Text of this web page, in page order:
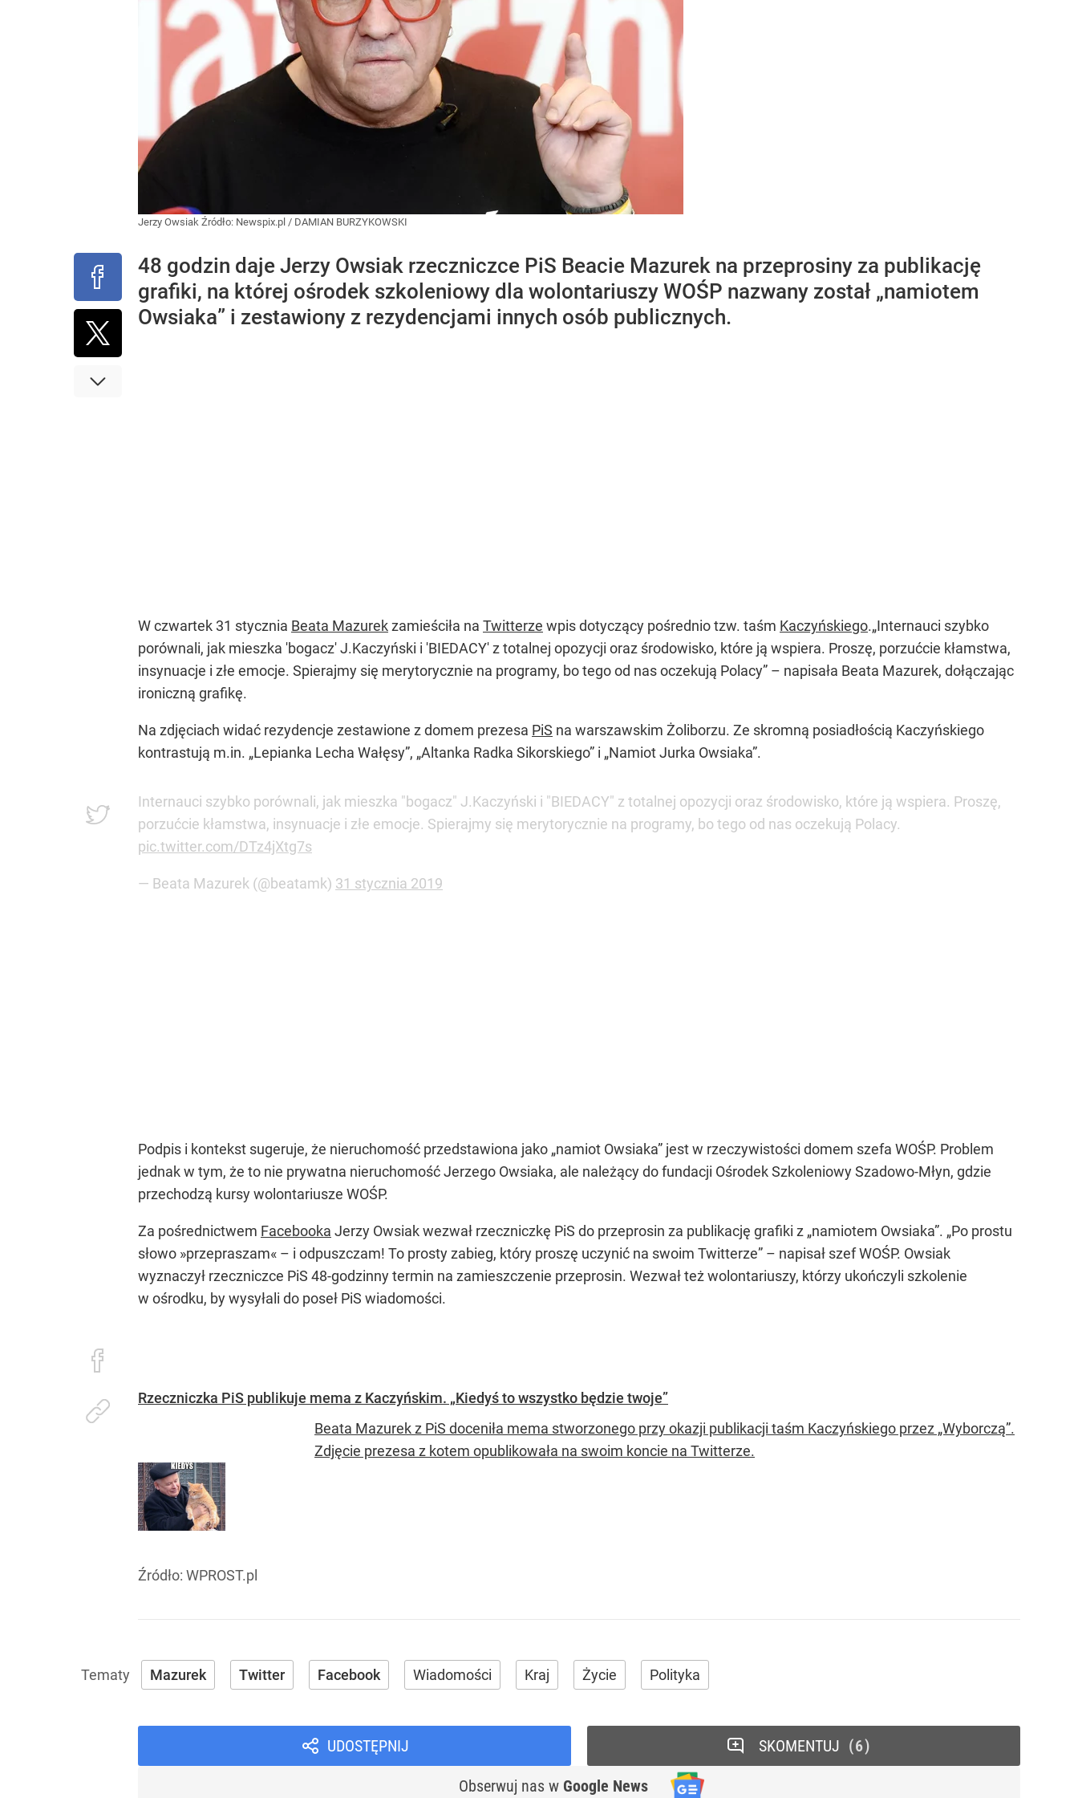
Jerzy Owsiak Źródło: Newspix.pl / DAMIAN BURZYKOWSKI
48 godzin daje Jerzy Owsiak rzeczniczce PiS Beacie Mazurek na przeprosiny za publikację
grafiki, na której ośrodek szkoleniowy dla wolontariuszy WOŚP nazwany został „namiotem
Owsiaka” i zestawiony z rezydencjami innych osób publicznych.
W czwartek 31 stycznia Beata Mazurekzamieściła na Twitterze wpis dotyczący pośrednio tzw. taśm Kaczyńskiego.„Internauci szybko
porównali, jak mieszka 'bogacz' J.Kaczyński i 'BIEDACY' z totalnej opozycji oraz środowisko, które ją wspiera. Proszę, porzućcie kłamstwa,
insynuacje i złe emocje. Spierajmy się merytorycznie na programy, bo tego od nas oczekują Polacy” – napisała Beata Mazurek, dołączając
ironiczną grafikę.
Na zdjęciach widać rezydencje zestawione z domem prezesa PiS na warszawskim Żoliborzu. Ze skromną posiadłością Kaczyńskiego
kontrastują m.in. „Lepianka Lecha Wałęsy”, „Altanka Radka Sikorskiego” i „Namiot Jurka Owsiaka”.
Internauci szybko porównali, jak mieszka "bogacz" J.Kaczyński i "BIEDACY" z totalnej opozycji oraz środowisko, które ją wspiera. Proszę,
porzućcie kłamstwa, insynuacje i złe emocje. Spierajmy się merytorycznie na programy, bo tego od nas oczekują Polacy.
pic.twitter.com/DTz4jXtg7s
— Beata Mazurek (@beatamk) 31 stycznia 2019
Podpis i kontekst sugeruje, że nieruchomość przedstawiona jako „namiot Owsiaka” jest w rzeczywistości domem szefa WOŚP. Problem
jednak w tym, że to nie prywatna nieruchomość Jerzego Owsiaka, ale należący do fundacji Ośrodek Szkoleniowy Szadowo-Młyn, gdzie
przechodzą kursy wolontariusze WOŚP.
Za pośrednictwem Facebooka Jerzy Owsiak wezwał rzeczniczkę PiS do przeprosin za publikację grafiki z „namiotem Owsiaka”. „Po prostu
słowo »przepraszam« – i odpuszczam! To prosty zabieg, który proszę uczynić na swoim Twitterze” – napisał szef WOŚP. Owsiak
wyznaczył rzeczniczce PiS 48-godzinny termin na zamieszczenie przeprosin. Wezwał też wolontariuszy, którzy ukończyli szkolenie
w ośrodku, by wysyłali do poseł PiS wiadomości.
Rzeczniczka PiS publikuje mema z Kaczyńskim. „Kiedyś to wszystko będzie twoje”
Beata Mazurek z PiS doceniła mema stworzonego przy okazji publikacji taśm Kaczyńskiego przez „Wyborczą”.
Zdjęcie prezesa z kotem opublikowała na swoim koncie na Twitterze.
Źródło: WPROST.pl
Mazurek Twitter Facebook Wiadomości Kraj Życie Polityka
UDOSTĘPNIJ
Obserwuj nas w Google News
SKOMENTUJ 6